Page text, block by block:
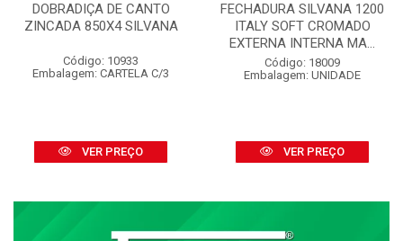
DOBRADIÇA DE CANTO
ZINCADA 850X4 SILVANA
Código: 10933
Embalagem: CARTELA C/3
VER PREÇO
FECHADURA SILVANA 1200
ITALY SOFT CROMADO
EXTERNA INTERNA MA...
Código: 18009
Embalagem: UNIDADE
VER PREÇO